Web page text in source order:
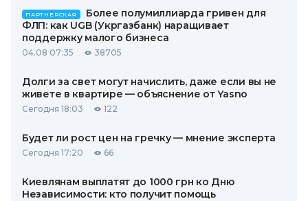
ПАРТНЕРСКАЯ
Более полумиллиарда гривен для
ФЛП: как UGB (Укргазбанк) наращивает
поддержку малого бизнеса
04.08 07:35 38705
Долги за свет могут начислить, даже если вы не
живете в квартире — объяснение от Yasno
Сегодня 18:03 122
Будет ли рост цен на гречку — мнение эксперта
Сегодня 17:20 66
Киевлянам выплатят до 1000 грн ко Дню
Независимости: кто получит помощь